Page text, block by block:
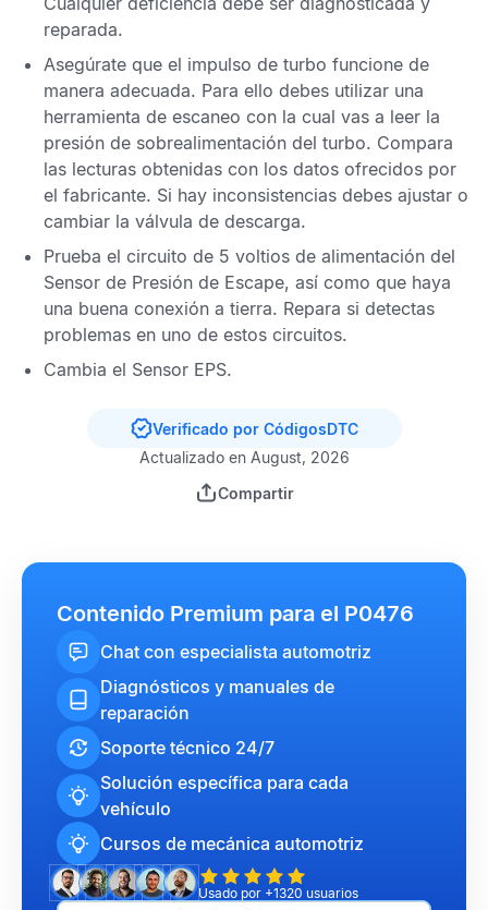
reparada.
Asegúrate que el impulso de turbo funcione de
manera adecuada. Para ello debes utilizar una
herramienta de escaneo con la cual vas a leer la
presión de sobrealimentación del turbo. Compara
las lecturas obtenidas con los datos ofrecidos por
el fabricante. Si hay inconsistencias debes ajustar o
cambiar la válvula de descarga.
Prueba el circuito de 5 voltios de alimentación del
Sensor de Presión de Escape, así como que haya
una buena conexión a tierra. Repara si detectas
problemas en uno de estos circuitos.
Cambia el Sensor EPS.
Verificado por CódigosDTC
Actualizado en August, 2026
Compartir
Contenido Premium para el P0476
Chat con especialista automotriz
Diagnósticos y manuales de
reparación
Soporte técnico 24/7
Solución específica para cada
vehículo
Cursos de mecánica automotriz
Usado por +1320 usuarios